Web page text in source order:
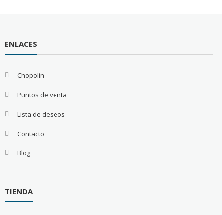
ENLACES
Chopolin
Puntos de venta
Lista de deseos
Contacto
Blog
TIENDA